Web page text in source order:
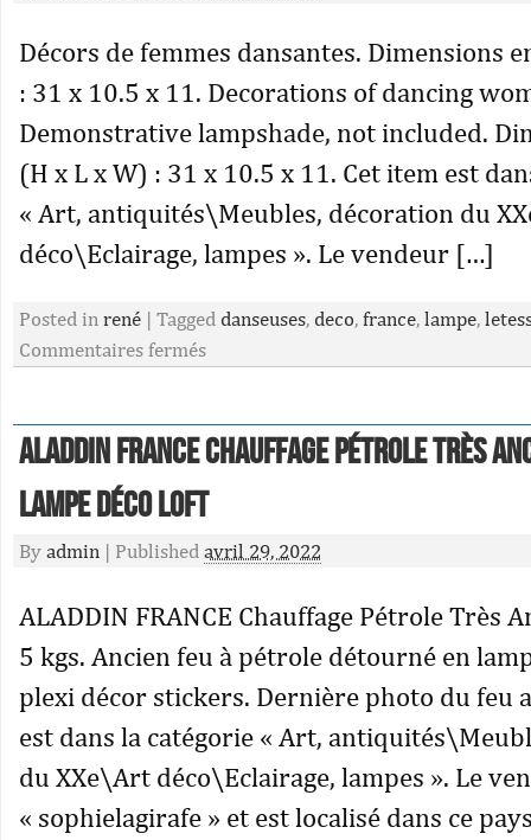
Décors de femmes dansantes. Dimensions
: 31 x 10.5 x 11. Decorations of dancing
Demonstrative lampshade, not included.
(H x L x W) : 31 x 10.5 x 11. Cet item est
« Art, antiquités\Meubles, décoration du
déco\Eclairage, lampes ». Le vendeur […]
Posted in rené | Tagged danseuses, deco, france, lampe,
Commentaires fermés
ALADDIN FRANCE Chauffage Pétrole Très
lampe déco loft
By admin | Published avril 29, 2022
ALADDIN FRANCE Chauffage Pétrole Très
5 kgs. Ancien feu à pétrole détourné en
plexi décor stickers. Dernière photo du feu
est dans la catégorie « Art,
du XXe\Art déco\Eclairage, lampes ». Le
« sophielagirafe » et est localisé dans ce